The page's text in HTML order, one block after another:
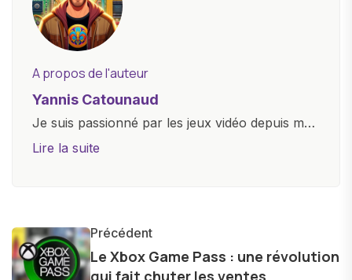
A propos de l'auteur
Yannis Catounaud
Je suis passionné par les jeux vidéo depuis mon
plus jeune âge. Mon amour pour l'univers
et bien d'autres gadgets technologiques. Armé
d'une curiosité insatiable, j'aime dévoiler les
dernières tendances et innovations, partageant
Lire la suite
Précédent
Le Xbox Game Pass : une révolution
qui fait chuter les ventes